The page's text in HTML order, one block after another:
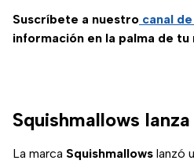
Suscríbete a nuestro canal
información en la palma de tu
Squishmallows
La marca Squishmallows lanzó